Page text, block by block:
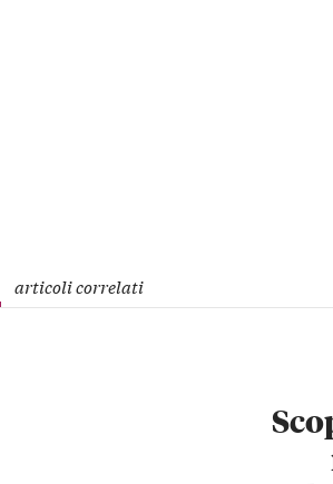
articoli correlati